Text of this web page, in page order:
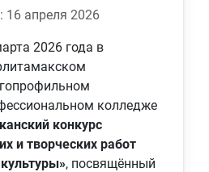
16 апреля 2026
2026 года в
колледже
конкурс
и творческих работ
, посвящённый